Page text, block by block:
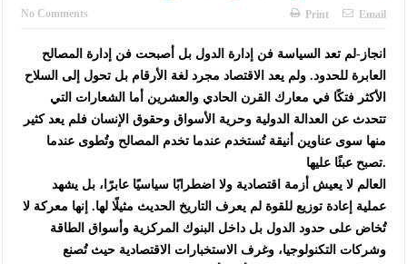
No Comments Print Email
انجاز-لم تعد السياسة فن إدارة الدول بل أصبحت فن إدارة المصالح
العابرة للحدود. ولم يعد الاقتصاد مجرد لغة الأرقام بل تحول إلى السلاح
الأكثر فتكًا في معارك القرن الحادي والعشرين أما الشعارات التي
تتحدث عن العدالة الدولية وحرية الأسواق وحقوق الإنسان فلم يعد كثير
منها سوى عناوين أنيقة تُستخدم عندما تخدم المصالح وتُطوى عندما
تصبح عبئًا عليها.
‏العالم لا يعيش أزمة اقتصادية ولا اضطرابًا سياسيًا عابرًا، بل يشهد
عملية إعادة توزيع للقوة لم يعرف التاريخ الحديث مثيلًا لها. إنها معركة لا
تُخاض على حدود الدول بل داخل البنوك المركزية وأسواق الطاقة
وشركات التكنولوجيا، وغرف الاستخبارات الاقتصادية حيث تُصنع